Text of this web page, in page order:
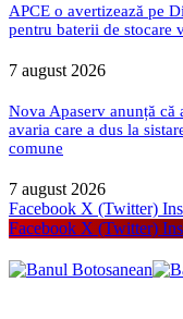
APCE o avertizează pe
pentru baterii de stocare
7 august 2026
Nova Apaserv anunță că
avaria care a dus la
comune
7 august 2026
Facebook X (Twitter)
Facebook X (Twitter)